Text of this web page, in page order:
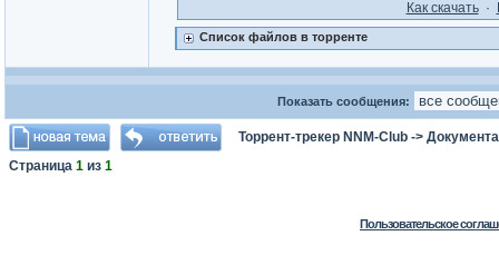
Как cкачать·
Список файлов в торренте
Показать сообщения:
Торрент-трекер NNM-Club ->
Страница 1 из 1
Пользовательское